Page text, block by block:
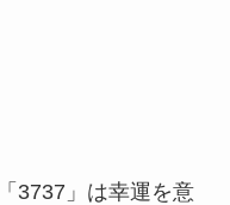
3737」は幸運を意